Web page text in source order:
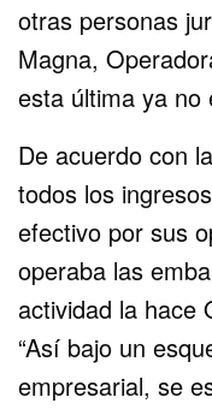
otras personas
Magna,
esta última ya no
De acuerdo con
todos los
efectivo por sus
operaba las
actividad la hace
“Así bajo un
empresarial, se